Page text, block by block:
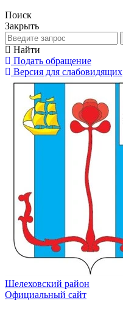
Поиск
Закрыть
Найти
Подать обращение
Версия для слабовидящих
Шелеховский район
Официальный сайт